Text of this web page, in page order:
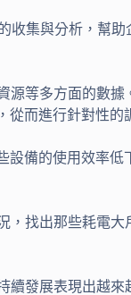
收集與分析，幫
等多方面的數
從而進行針對性的
備的使用效率
，找出那些耗電
續發展表現出越來